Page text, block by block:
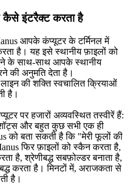
इंटरैक्ट करता है
आपके कंप्यूटर के टर्मिनल में
है। यह इसे स्थानीय फ़ाइलों को
के साथ-साथ आपके स्थानीय
की अनुमति देता है।
की शक्ति स्वचालित क्रियाओं
है।
पर हजारों अव्यवस्थित तस्वीरें हैं:
और बहुत कुछ सभी एक ही
को बता सकती है कि "मेरी फूलों की
फिर फ़ाइलों को स्कैन करता है,
है, श्रेणीबद्ध सबफ़ोल्डर बनाता है,
करता है। मिनटों में, अराजकता से
है।